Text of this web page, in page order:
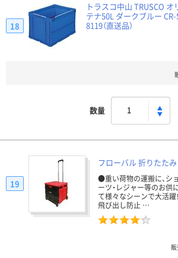
トラスコ中山 TRUSCO
テナ50L ダークブルー
8119（直送品）
18
数量
フローバル 折りたた
●重い荷物の運搬に、シ
ーツ・レジャー等のお供
て様々なシーンで大活
飛び出し防止 …
19
販